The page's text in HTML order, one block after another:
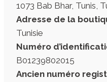
1073 Bab Bhar, Tunis,
Adresse de la
Tunisie
Numéro
B01239802015
Ancien numéro